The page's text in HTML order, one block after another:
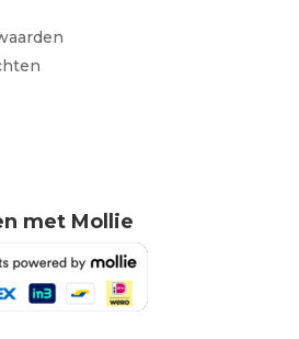
met Mollie